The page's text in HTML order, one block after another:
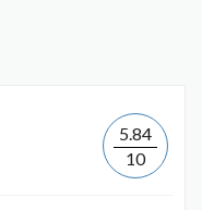
5.84
10